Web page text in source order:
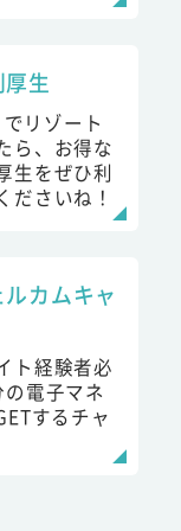
生
リゾート
ら、お得な
生をぜひ利
ださいね！
カムキャ
ト経験者必
電子マネ
するチャ